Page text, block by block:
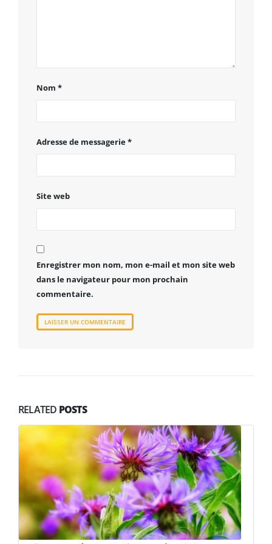
Nom *
Adresse de messagerie*
Site web
Enregistrer mon nom, mon e-mail et mon site web
dans le navigateur pour mon prochain
commentaire.
RELATED POSTS